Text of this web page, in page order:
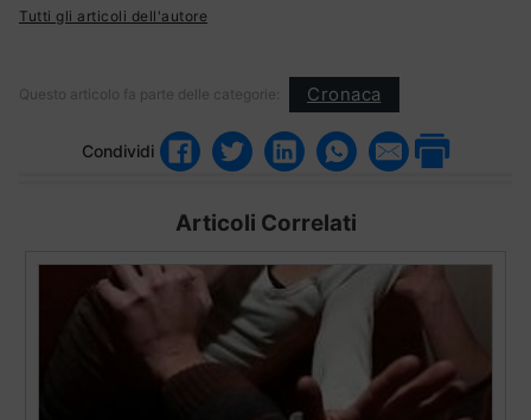
Tutti gli articoli dell'autore
Questo articolo fa parte delle categorie: Cronaca
Condividi
Articoli Correlati